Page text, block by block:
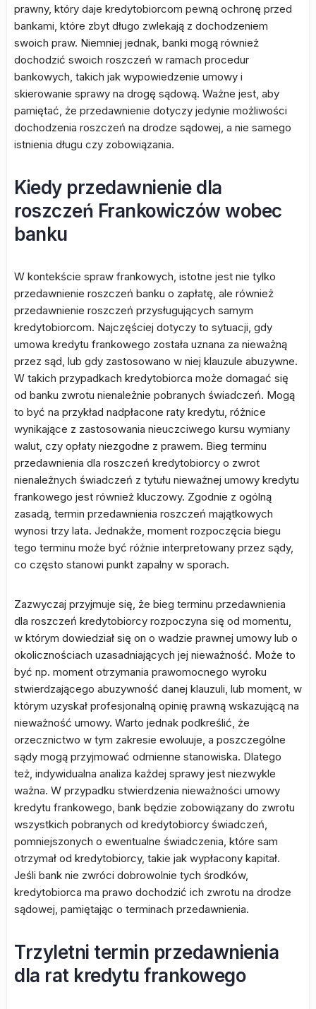
prawny, który daje kredytobiorcom pewną ochronę przed
bankami, które zbyt długo zwlekają z dochodzeniem
swoich praw. Niemniej jednak, banki mogą również
dochodzić swoich roszczeń w ramach procedur
bankowych, takich jak wypowiedzenie umowy i
skierowanie sprawy na drogę sądową. Ważne jest, aby
pamiętać, że przedawnienie dotyczy jedynie możliwości
dochodzenia roszczeń na drodze sądowej, a nie samego
istnienia długu czy zobowiązania.
Kiedy przedawnienie dla
roszczeń Frankowiczów wobec
banku
W kontekście spraw frankowych, istotne jest nie tylko
przedawnienie roszczeń banku o zapłatę, ale również
przedawnienie roszczeń przysługujących samym
kredytobiorcom. Najczęściej dotyczy to sytuacji, gdy
umowa kredytu frankowego została uznana za nieważną
przez sąd, lub gdy zastosowano w niej klauzule abuzywne.
W takich przypadkach kredytobiorca może domagać się
od banku zwrotu nienależnie pobranych świadczeń. Mogą
to być na przykład nadpłacone raty kredytu, różnice
wynikające z zastosowania nieuczciwego kursu wymiany
walut, czy opłaty niezgodne z prawem. Bieg terminu
przedawnienia dla roszczeń kredytobiorcy o zwrot
nienależnych świadczeń z tytułu nieważnej umowy kredytu
frankowego jest również kluczowy. Zgodnie z ogólną
zasadą, termin przedawnienia roszczeń majątkowych
wynosi trzy lata. Jednakże, moment rozpoczęcia biegu
tego terminu może być różnie interpretowany przez sądy,
co często stanowi punkt zapalny w sporach.
Zazwyczaj przyjmuje się, że bieg terminu przedawnienia
dla roszczeń kredytobiorcy rozpoczyna się od momentu,
w którym dowiedział się on o wadzie prawnej umowy lub o
okolicznościach uzasadniających jej nieważność. Może to
być np. moment otrzymania prawomocnego wyroku
stwierdzającego abuzywność danej klauzuli, lub moment, w
którym uzyskał profesjonalną opinię prawną wskazującą na
nieważność umowy. Warto jednak podkreślić, że
orzecznictwo w tym zakresie ewoluuje, a poszczególne
sądy mogą przyjmować odmienne stanowiska. Dlatego
też, indywidualna analiza każdej sprawy jest niezwykle
ważna. W przypadku stwierdzenia nieważności umowy
kredytu frankowego, bank będzie zobowiązany do zwrotu
wszystkich pobranych od kredytobiorcy świadczeń,
pomniejszonych o ewentualne świadczenia, które sam
otrzymał od kredytobiorcy, takie jak wypłacony kapitał.
Jeśli bank nie zwróci dobrowolnie tych środków,
kredytobiorca ma prawo dochodzić ich zwrotu na drodze
sądowej, pamiętając o terminach przedawnienia.
Trzyletni termin przedawnienia
dla rat kredytu frankowego